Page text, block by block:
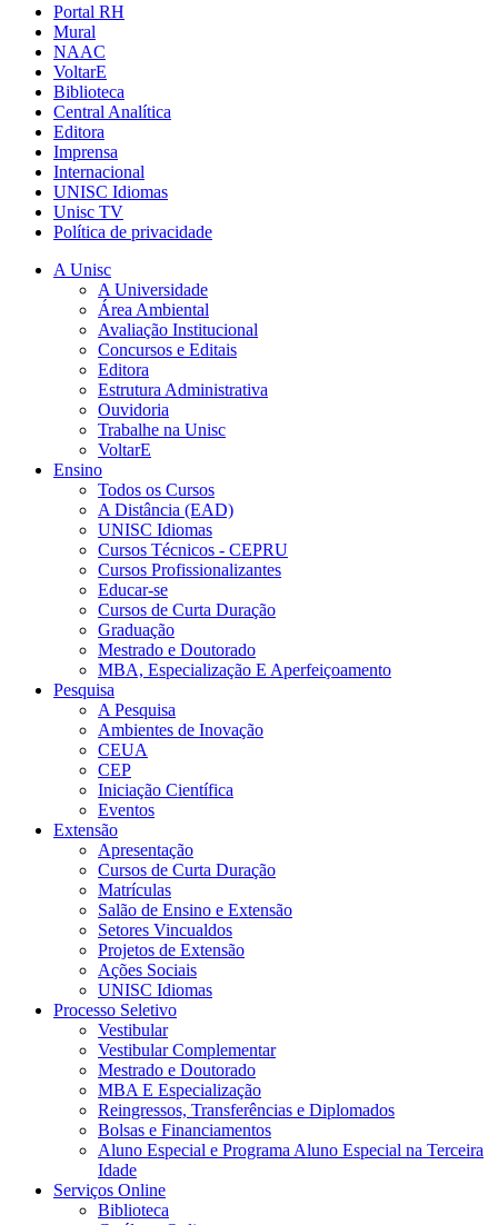
Portal RH
Mural
NAAC
VoltarE
Biblioteca
Central Analítica
Editora
Imprensa
Internacional
UNISC Idiomas
Unisc TV
Política de privacidade
A Unisc
A Universidade
Área Ambiental
Avaliação Institucional
Concursos e Editais
Editora
Estrutura Administrativa
Ouvidoria
Trabalhe na Unisc
VoltarE
Ensino
Todos os Cursos
A Distância (EAD)
UNISC Idiomas
Cursos Técnicos - CEPRU
Cursos Profissionalizantes
Educar-se
Cursos de Curta Duração
Graduação
Mestrado e Doutorado
MBA, Especialização E Aperfeiçoamento
Pesquisa
A Pesquisa
Ambientes de Inovação
CEUA
CEP
Iniciação Científica
Eventos
Extensão
Apresentação
Cursos de Curta Duração
Matrículas
Salão de Ensino e Extensão
Setores Vincualdos
Projetos de Extensão
Ações Sociais
UNISC Idiomas
Processo Seletivo
Vestibular
Vestibular Complementar
Mestrado e Doutorado
MBA E Especialização
Reingressos, Transferências e Diplomados
Bolsas e Financiamentos
Aluno Especial e Programa Aluno Especial na Terceira
Idade
Serviços Online
Biblioteca